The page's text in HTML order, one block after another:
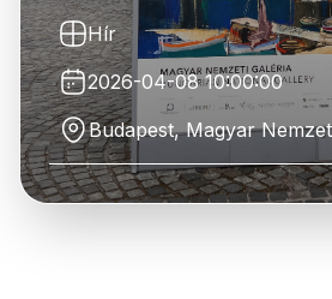
Hír
2026-04-08 10:00:00
Budapest, Magyar